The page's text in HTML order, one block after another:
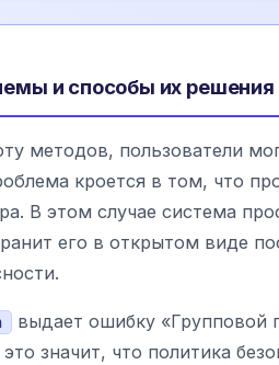
и способы их решения
методов, пользователи
кроется в том, что
В этом случае система
его в открытом виде
выдает ошибку «Групповой
значит, что политика